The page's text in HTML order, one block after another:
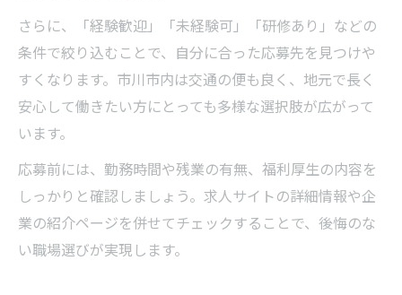
さらに、「経験歓迎」「未経験可」「研修あり」などの
条件で絞り込むことで、自分に合った応募先を見つけや
すくなります。市川市内は交通の便も良く、地元で長く
安心して働きたい方にとっても多様な選択肢が広がって
います。
応募前には、勤務時間や残業の有無、福利厚生の内容を
しっかりと確認しましょう。求人サイトの詳細情報や企
業の紹介ページを併せてチェックすることで、後悔のな
い職場選びが実現します。